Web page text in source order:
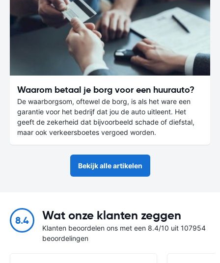
Waarom betaal je borg voor een huurauto?
De waarborgsom, oftewel de borg, is als het ware een
garantie voor het bedrijf dat jou de auto uitleent. Het
geeft de zekerheid dat bijvoorbeeld schade of diefstal,
maar ook verkeersboetes vergoed worden.
Bekijk alle artikelen
8.4 Wat onze klanten zeggen
Klanten beoordelen ons met een 8.4/10 uit 107954
beoordelingen